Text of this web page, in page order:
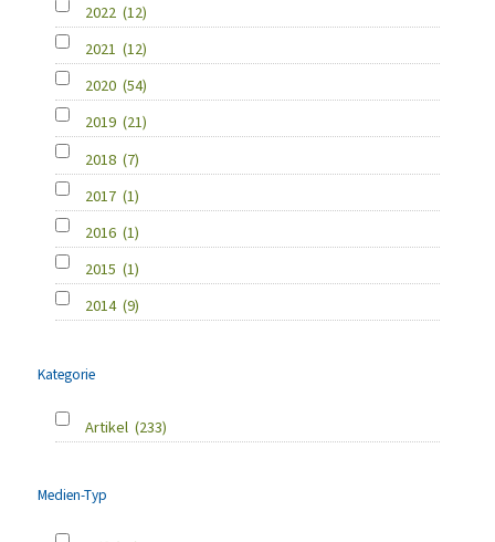
2022 (12)
2021 (12)
2020 (54)
2019 (21)
2018 (7)
2017 (1)
2016 (1)
2015 (1)
2014 (9)
Kategorie
Artikel (233)
Medien-Typ